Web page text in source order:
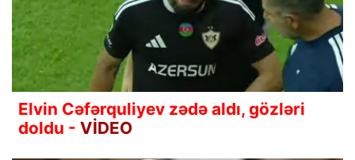
Elvin Cəfərquliyev zədə aldı, gözləri
doldu - VİDEO